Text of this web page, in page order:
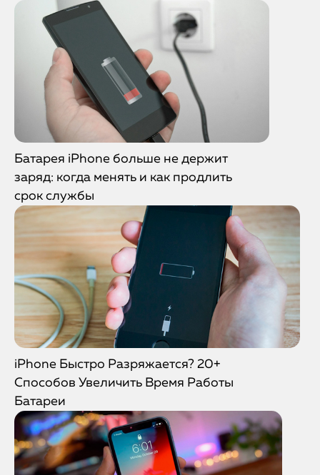
Батарея iPhone больше не держит
заряд: когда менять и как продлить
срок службы
iPhone Быстро Разряжается? 20+
Способов Увеличить Время Работы
Батареи